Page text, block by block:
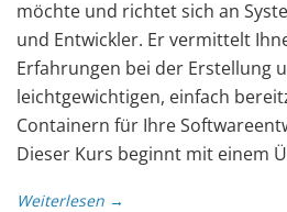
möchte und richtet sich an
und Entwickler. Er vermittelt
Erfahrungen bei der Erstellung
leichtgewichtigen, einfach
Containern für Ihre
Dieser Kurs beginnt mit einem
Weiterlesen →